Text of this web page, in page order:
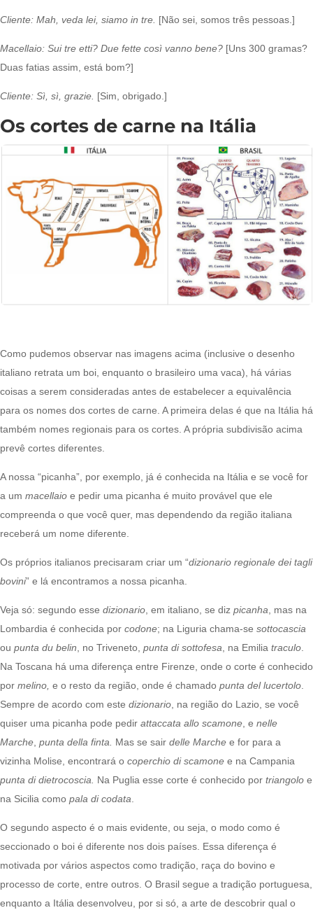
Cliente: Mah, veda lei, siamo in tre. [Não sei, somos três pessoas.]
Macellaio: Sui tre etti? Due fette così vanno bene? [Uns 300 gramas?
Duas fatias assim, está bom?]
Cliente: Sì, sì, grazie. [Sim, obrigado.]
Os cortes de carne na Itália
Como pudemos observar nas imagens acima (inclusive o desenho
italiano retrata um boi, enquanto o brasileiro uma vaca), há várias
coisas a serem consideradas antes de estabelecer a equivalência
para os nomes dos cortes de carne. A primeira delas é que na Itália há
também nomes regionais para os cortes. A própria subdivisão acima
prevê cortes diferentes.
A nossa “picanha”, por exemplo, já é conhecida na Itália e se você for
a um macellaio e pedir uma picanha é muito provável que ele
compreenda o que você quer, mas dependendo da região italiana
receberá um nome diferente.
Os próprios italianos precisaram criar um “dizionario regionale dei tagli
bovini” e lá encontramos a nossa picanha.
Veja só: segundo esse dizionario , em italiano, se diz picanha , mas na
Lombardia é conhecida por codone; na Liguria chama-se sottocascia
ou punta du belin no Triveneto, punta di sottofesa , na Emilia traculo
Na Toscana há uma diferença entre Firenze, onde o corte é conhecido
por melino, e o resto da região, onde é chamado punta del lucertolo
Sempre de acordo com este dizionario , na região do Lazio, se você
quiser uma picanha pode pedir attaccata allo scamone , e nelle
Marche punta della finta. Mas se sair delle Marche e for para a
vizinha Molise, encontrará o coperchio di scamone e na Campania
punta di dietrocoscia. Na Puglia esse corte é conhecido por triangolo e
na Sicilia como pala di codata
O segundo aspecto é o mais evidente, ou seja, o modo como é
seccionado o boi é diferente nos dois países. Essa diferença é
motivada por vários aspectos como tradição, raça do bovino e
processo de corte, entre outros. O Brasil segue a tradição portuguesa,
enquanto a Itália desenvolveu, por si só, a arte de descobrir qual o